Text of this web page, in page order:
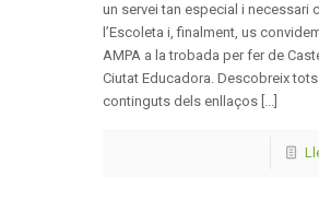
un servei tan especial i necessari
l’Escoleta i, finalment, us
AMPA a la trobada per fer de
Ciutat Educadora. Descobreix
continguts dels enllaços [...]